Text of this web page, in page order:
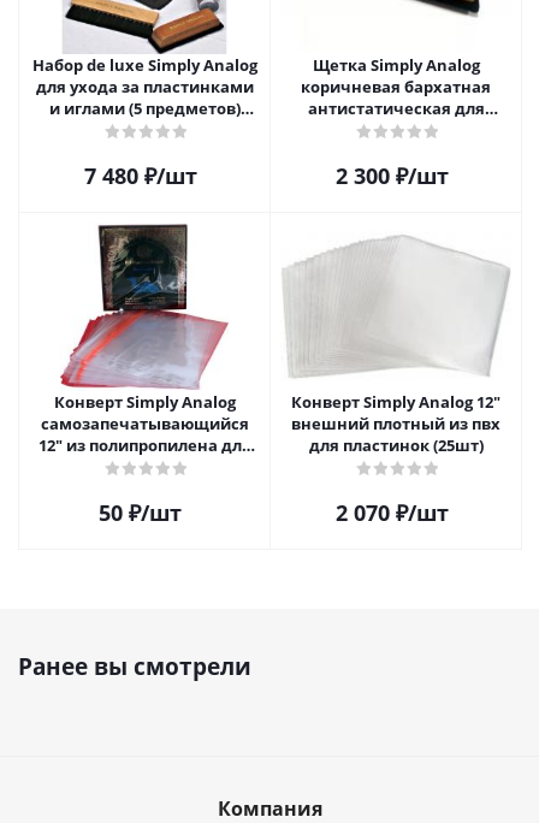
Набор de luxe Simply Analog
для ухода за пластинками
и иглами (5 предметов)
SAVC005
7 480₽/шт
Щетка Simply Analog
коричневая бархатная
антистатическая для
чистки виниловых
2 300₽/шт
Конверт Simply Analog
самозапечатывающийся
12" из полипропилена для
пластинок
50 ₽/шт
Конверт Simply Analog 12"
внешний плотный из пвх
для пластинок (25шт)
2 070₽/шт
Ранее вы смотрели
Компания